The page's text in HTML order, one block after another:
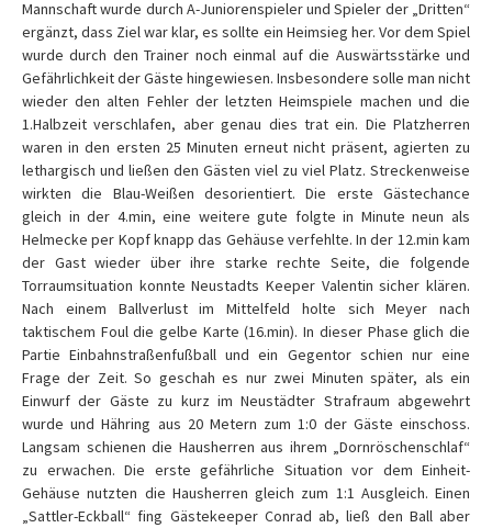
Mannschaft wurde durch A-Juniorenspieler und Spieler der „Dritten“
ergänzt, dass Ziel war klar, es sollte ein Heimsieg her. Vor dem Spiel
wurde durch den Trainer noch einmal auf die Auswärtsstärke und
Gefährlichkeit der Gäste hingewiesen. Insbesondere solle man nicht
wieder den alten Fehler der letzten Heimspiele machen und die
1.Halbzeit verschlafen, aber genau dies trat ein. Die Platzherren
waren in den ersten 25 Minuten erneut nicht präsent, agierten zu
lethargisch und ließen den Gästen viel zu viel Platz. Streckenweise
wirkten die Blau-Weißen desorientiert. Die erste Gästechance
gleich in der 4.min, eine weitere gute folgte in Minute neun als
Helmecke per Kopf knapp das Gehäuse verfehlte. In der 12.min kam
der Gast wieder über ihre starke rechte Seite, die folgende
Torraumsituation konnte Neustadts Keeper Valentin sicher klären.
Nach einem Ballverlust im Mittelfeld holte sich Meyer nach
taktischem Foul die gelbe Karte (16.min). In dieser Phase glich die
Partie Einbahnstraßenfußball und ein Gegentor schien nur eine
Frage der Zeit. So geschah es nur zwei Minuten später, als ein
Einwurf der Gäste zu kurz im Neustädter Strafraum abgewehrt
wurde und Hähring aus 20 Metern zum 1:0 der Gäste einschoss.
Langsam schienen die Hausherren aus ihrem „Dornröschenschlaf“
zu erwachen. Die erste gefährliche Situation vor dem Einheit-
Gehäuse nutzten die Hausherren gleich zum 1:1 Ausgleich. Einen
„Sattler-Eckball“ fing Gästekeeper Conrad ab, ließ den Ball aber